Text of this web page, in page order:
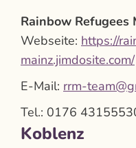
Rainbow Refugees
Webseite: https://
mainz.jimdosite.com/
E-Mail: rrm-
Tel.: 0176
Koblenz